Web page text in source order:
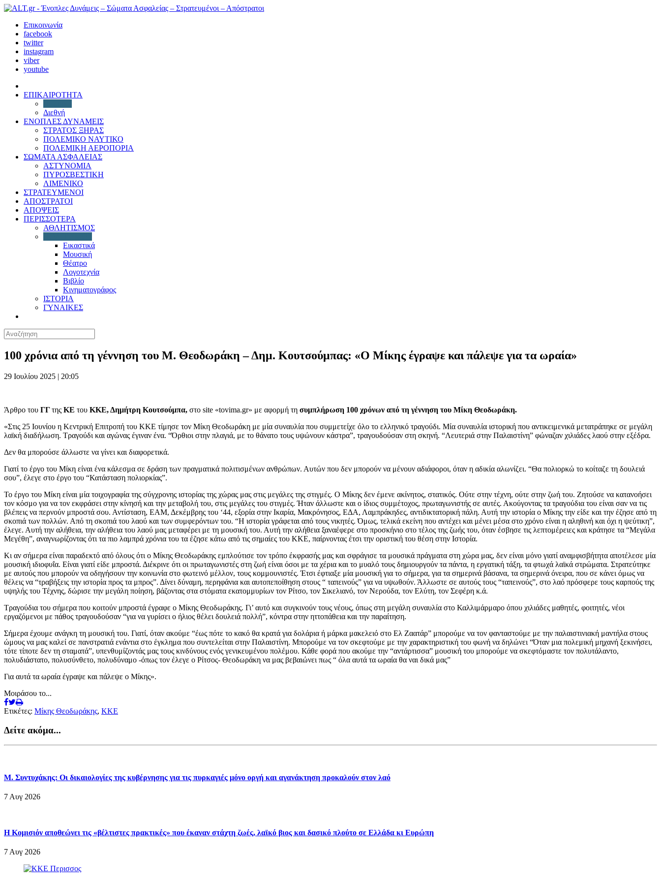
Επικοινωνία
facebook
twitter
instagram
viber
youtube
ΕΠΙΚΑΙΡΟΤΗΤΑ
Διεθνή
ΕΝΟΠΛΕΣ ΔΥΝΑΜΕΙΣ
ΣΤΡΑΤΟΣ ΞΗΡΑΣ
ΠΟΛΕΜΙΚΟ ΝΑΥΤΙΚΟ
ΠΟΛΕΜΙΚΗ ΑΕΡΟΠΟΡΙΑ
ΣΩΜΑΤΑ ΑΣΦΑΛΕΙΑΣ
ΑΣΤΥΝΟΜΙΑ
ΠΥΡΟΣΒΕΣΤΙΚΗ
ΛΙΜΕΝΙΚΟ
ΣΤΡΑΤΕΥΜΕΝΟΙ
ΑΠΟΣΤΡΑΤΟΙ
ΑΠΟΨΕΙΣ
ΠΕΡΙΣΣΟΤΕΡΑ
ΑΘΛΗΤΙΣΜΟΣ
Εικαστικά
Μουσική
Θέατρο
Λογοτεχνία
Βιβλίο
Κινηματογράφος
ΙΣΤΟΡΙΑ
ΓΥΝΑΙΚΕΣ
100 χρόνια από τη γέννηση του Μ. Θεοδωράκη – Δημ. Κουτσούμπας: «Ο Μίκης έγραψε και πάλεψε για τα ωραία»
29 Ιουλίου 2025 | 20:05
Άρθρο του ΓΓτης ΚΕ του ΚΚΕ, Δημήτρη Κουτσούμπα, στο site «tovima.gr» με αφορμή τη συμπλήρωση 100 χρόνων από τη γέννηση του Μίκη Θεοδωράκη.
«Στις 25 Ιουνίου η Κεντρική Επιτροπή του ΚΚΕ τίμησε τον Μίκη Θεοδωράκη με μία συναυλία που συμμετείχε όλο το ελληνικό τραγούδι. Μία συναυλία ιστορική που αντικειμενικά μετατράπηκε σε μεγάλη
λαϊκή διαδήλωση. Τραγούδι και αγώνας έγιναν ένα. “Όρθιοι στην πλαγιά, με το θάνατο τους υψώνουν κάστρα”, τραγουδούσαν στη σκηνή. “Λευτεριά στην Παλαιστίνη” φώναζαν χιλιάδες λαού στην εξέδρα.
Δεν θα μπορούσε άλλωστε να γίνει και διαφορετικά.
Γιατί το έργο του Μίκη είναι ένα κάλεσμα σε δράση των πραγματικά πολιτισμένων ανθρώπων. Αυτών που δεν μπορούν να μένουν αδιάφοροι, όταν η αδικία αλωνίζει. “Θα πολιορκώ το κοίταζε τη δουλειά
σου”, έλεγε στο έργο του “Κατάσταση πολιορκίας”.
Το έργο του Μίκη είναι μία τοιχογραφία της σύγχρονης ιστορίας της χώρας μας στις μεγάλες της στιγμές. Ο Μίκης δεν έμενε ακίνητος, στατικός. Ούτε στην τέχνη, ούτε στην ζωή του. Ζητούσε να κατανοήσει
τον κόσμο για να τον εκφράσει στην κίνησή και την μεταβολή του, στις μεγάλες του στιγμές. Ήταν άλλωστε και ο ίδιος συμμέτοχος, πρωταγωνιστής σε αυτές. Ακούγοντας τα τραγούδια του είναι σαν να τις
βλέπεις να περνούν μπροστά σου. Αντίσταση, ΕΑΜ, Δεκέμβρης του ‘44, εξορία στην Ικαρία, Μακρόνησος, ΕΔΑ, Λαμπράκηδες, αντιδικτατορική πάλη. Αυτή την ιστορία ο Μίκης την είδε και την έζησε από τη
σκοπιά των πολλών. Από τη σκοπιά του λαού και των συμφερόντων του. “Η ιστορία γράφεται από τους νικητές. Όμως, τελικά εκείνη που αντέχει και μένει μέσα στο χρόνο είναι η αληθινή και όχι η ψεύτικη”,
έλεγε. Αυτή την αλήθεια, την αλήθεια του λαού μας μεταφέρει με τη μουσική του. Αυτή την αλήθεια ξαναέφερε στο προσκήνιο στο τέλος της ζωής του, όταν έσβησε τις λεπτομέρειες και κράτησε τα “Μεγάλα
Μεγέθη”, αναγνωρίζοντας ότι τα πιο λαμπρά χρόνια του τα έζησε κάτω από τις σημαίες του ΚΚΕ, παίρνοντας έτσι την οριστική του θέση στην Ιστορία.
Κι αν σήμερα είναι παραδεκτό από όλους ότι ο Μίκης Θεοδωράκης εμπλούτισε τον τρόπο έκφρασής μας και σφράγισε τα μουσικά πράγματα στη χώρα μας, δεν είναι μόνο γιατί αναμφισβήτητα αποτέλεσε μία
μουσική ιδιοφυΐα. Είναι γιατί είδε μπροστά. Διέκρινε ότι οι πρωταγωνιστές στη ζωή είναι όσοι με τα χέρια και το μυαλό τους δημιουργούν τα πάντα, η εργατική τάξη, τα φτωχά λαϊκά στρώματα. Στρατεύτηκε
με αυτούς που μπορούν να οδηγήσουν την κοινωνία στο φωτεινό μέλλον, τους κομμουνιστές. Έτσι έφτιαξε μία μουσική για το σήμερα, για τα σημερινά βάσανα, τα σημερινά όνειρα, που σε κάνει όμως να
θέλεις να “τραβήξεις την ιστορία προς τα μπρος”. Δίνει δύναμη, περηφάνια και αυτοπεποίθηση στους “ ταπεινούς” για να υψωθούν. Άλλωστε σε αυτούς τους “ταπεινούς”, στο λαό πρόσφερε τους καρπούς της
υψηλής του Τέχνης, δώρισε την μεγάλη ποίηση, βάζοντας στα στόματα εκατομμυρίων τον Ρίτσο, τον Σικελιανό, τον Νερούδα, τον Ελύτη, τον Σεφέρη κ.ά.
Τραγούδια του σήμερα που κοιτούν μπροστά έγραφε ο Μίκης Θεοδωράκης. Γι’ αυτό και συγκινούν τους νέους, όπως στη μεγάλη συναυλία στο Καλλιμάρμαρο όπου χιλιάδες μαθητές, φοιτητές, νέοι
εργαζόμενοι με πάθος τραγουδούσαν “για να γυρίσει ο ήλιος θέλει δουλειά πολλή”, κόντρα στην ηττοπάθεια και την παραίτηση.
Σήμερα έχουμε ανάγκη τη μουσική του. Γιατί, όταν ακούμε “έως πότε το κακό θα κρατά για δολάρια ή μάρκα μακελειό στο Ελ Ζαατάρ” μπορούμε να τον φανταστούμε με την παλαιστινιακή μαντήλα στους
ώμους να μας καλεί σε πανστρατιά ενάντια στο έγκλημα που συντελείται στην Παλαιστίνη. Μπορούμε να τον σκεφτούμε με την χαρακτηριστική του φωνή να δηλώνει “Όταν μια πολεμική μηχανή ξεκινήσει,
τότε τίποτε δεν τη σταματά”, υπενθυμίζοντάς μας τους κινδύνους ενός γενικευμένου πολέμου. Κάθε φορά που ακούμε την “αντάρτισσα” μουσική του μπορούμε να σκεφτόμαστε τον πολυτάλαντο,
πολυδιάστατο, πολυσύνθετο, πολυδύναμο -όπως τον έλεγε ο Ρίτσος- Θεοδωράκη να μας βεβαιώνει πως “ όλα αυτά τα ωραία θα ναι δικά μας”
Για αυτά τα ωραία έγραψε και πάλεψε ο Μίκης».
Μοιράσου το...
Ετικέτες: Μίκης Θεοδωράκης, ΚΚΕ
Δείτε ακόμα...
Μ. Συντυχάκης: Οι δικαιολογίες της κυβέρνησης για τις πυρκαγιές μόνο οργή και αγανάκτηση προκαλούν στον λαό
7 Αυγ 2026
Η Κομισιόν αποθεώνει τις «βέλτιστες πρακτικές» που έκαναν στάχτη ζωές, λαϊκό βιος και δασικό πλούτο σε Ελλάδα κι Ευρώπη
7 Αυγ 2026